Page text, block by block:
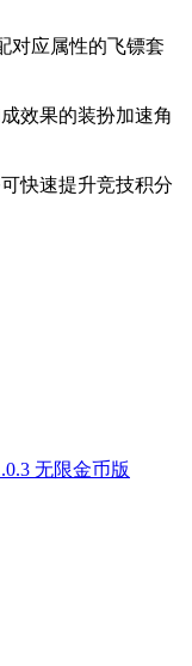
对应属性的飞镖套
效果的装扮加速角
快速提升竞技积分
无限金币版